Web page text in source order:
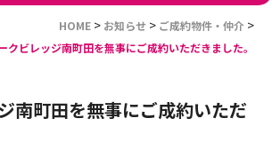
HOME > お知らせ > ご成約物件・仲介 >
クビレッジ南町田を無事にご成約いただきました。
南町田を無事にご成約いただ